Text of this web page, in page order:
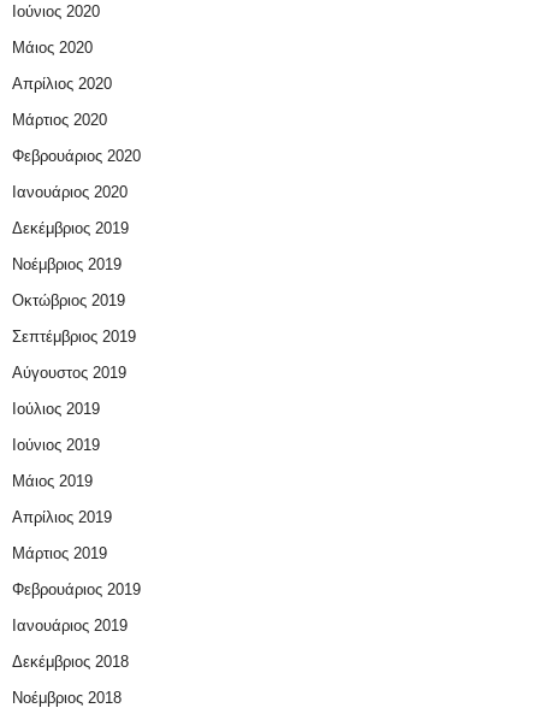
Ιούνιος 2020
Μάιος 2020
Απρίλιος 2020
Μάρτιος 2020
Φεβρουάριος 2020
Ιανουάριος 2020
Δεκέμβριος 2019
Νοέμβριος 2019
Οκτώβριος 2019
Σεπτέμβριος 2019
Αύγουστος 2019
Ιούλιος 2019
Ιούνιος 2019
Μάιος 2019
Απρίλιος 2019
Μάρτιος 2019
Φεβρουάριος 2019
Ιανουάριος 2019
Δεκέμβριος 2018
Νοέμβριος 2018